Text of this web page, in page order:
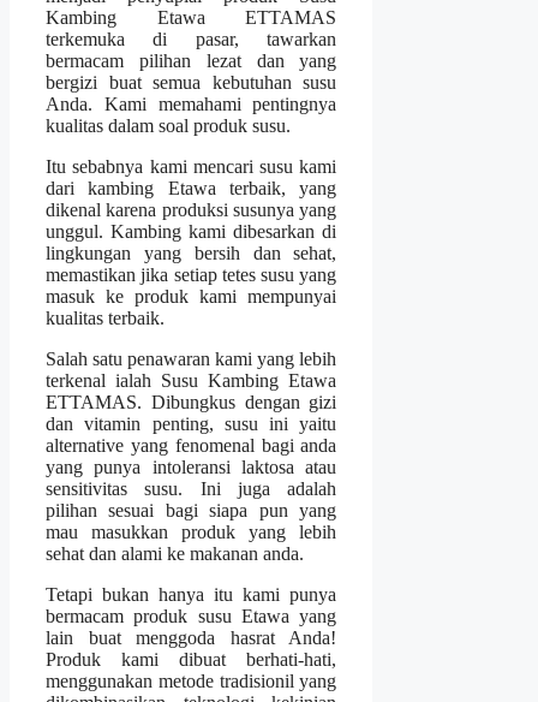
Kambing Etawa ETTAMAS
terkemuka di pasar, tawarkan
bermacam pilihan lezat dan yang
bergizi buat semua kebutuhan susu
Anda. Kami memahami pentingnya
kualitas dalam soal produk susu.
Itu sebabnya kami mencari susu kami
dari kambing Etawa terbaik, yang
dikenal karena produksi susunya yang
unggul. Kambing kami dibesarkan di
lingkungan yang bersih dan sehat,
memastikan jika setiap tetes susu yang
masuk ke produk kami mempunyai
kualitas terbaik.
Salah satu penawaran kami yang lebih
terkenal ialah Susu Kambing Etawa
ETTAMAS. Dibungkus dengan gizi
dan vitamin penting, susu ini yaitu
alternative yang fenomenal bagi anda
yang punya intoleransi laktosa atau
sensitivitas susu. Ini juga adalah
pilihan sesuai bagi siapa pun yang
mau masukkan produk yang lebih
sehat dan alami ke makanan anda.
Tetapi bukan hanya itu kami punya
bermacam produk susu Etawa yang
lain buat menggoda hasrat Anda!
Produk kami dibuat berhati-hati,
menggunakan metode tradisionil yang